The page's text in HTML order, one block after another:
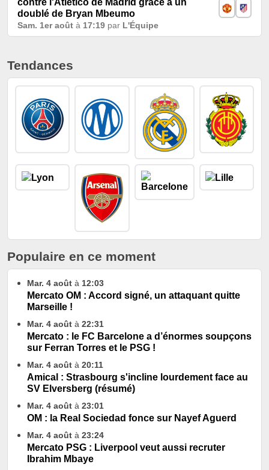
contre l'Atlético de Madrid grâce à un
doublé de Bryan Mbeumo
Sam. 1er août à 17:19 par L'Équipe
Tendances
Populaire en ce moment
Mar. 4 août à 12:03
Mercato OM : Accord signé, un attaquant quitte
Marseille !
Mar. 4 août à 22:31
Mercato : le FC Barcelone a d’énormes soupçons
sur Ferran Torres et le PSG !
Mar. 4 août à 20:11
Amical : Strasbourg s'incline lourdement face au
SV Elversberg (résumé)
Mar. 4 août à 23:01
OM : la Real Sociedad fonce sur Nayef Aguerd
Mar. 4 août à 23:24
Mercato PSG : Liverpool veut aussi recruter
Ibrahim Mbaye